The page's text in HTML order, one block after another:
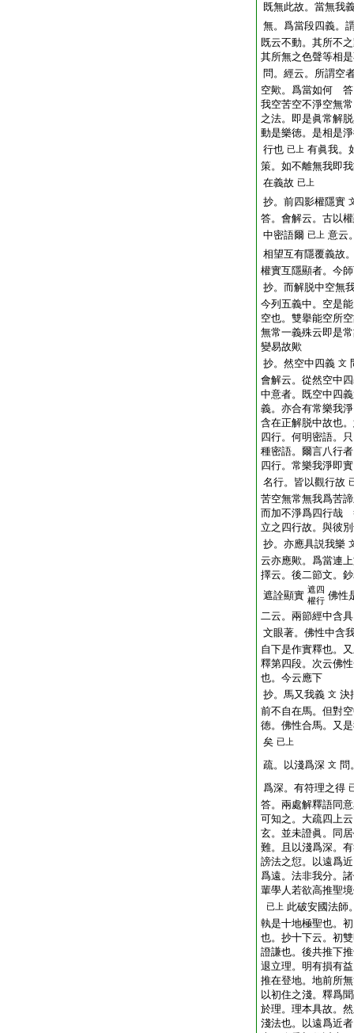
既無此故。當無我
無。爲當段四義。
既云不動。其所不
其所無之色聲等相
問。經云。所謂空
空歟。爲當如何 答
我空苦空不淨空無
之法。即是眞常解
動是樂徳。是相是
行也 已上 有眞我。
策。如不離無我即
在義故 已上
抄。前四影權隱實
答。會解云。古以
中密語爾 已上 意云
相望互有隱覆義故
權實互隱顯者。今
抄。而解脱中空無
今列五義中。空是
空也。雙擧能空所
無常一義殊云即是
變易故歟
抄。然空中四義 文
會解云。從然空中
中意者。既空中四
義。亦合有常樂我
含在正解脱中故也
四行。何明密語。
種密語。爾言八行
四行。常樂我淨即
名行。皆以觀行故
苦空無常無我爲苦
而加不淨爲四行哉
立之四行故。與彼
抄。亦應具説我樂
云亦應歟。爲當連
擇云。後二節文。
遮詮顯實 遮四
權行 佛性
二云。兩節經中含
文眼著。佛性中含
自下是作實釋也。
釋第四段。次云佛
也。今云應下
抄。馬又我義 文 決
前不自在馬。但對
徳。佛性合馬。又
矣 已上
疏。以淺爲深 文 問
爲深。有符理之得
答。兩處解釋語同
可知之。大疏四上
玄。並未證眞。同
難。且以淺爲深。
謗法之愆。以遠爲
爲遠。法非我分。
輩學人若欲高推聖
已上 此破安國法師
執是十地極聖也。
也。抄十下云。初
證謙也。後共推下
退立理。明有損有
推在登地。地前所
以初住之淺。釋爲
於理。理本具故。
淺法也。以遠爲近